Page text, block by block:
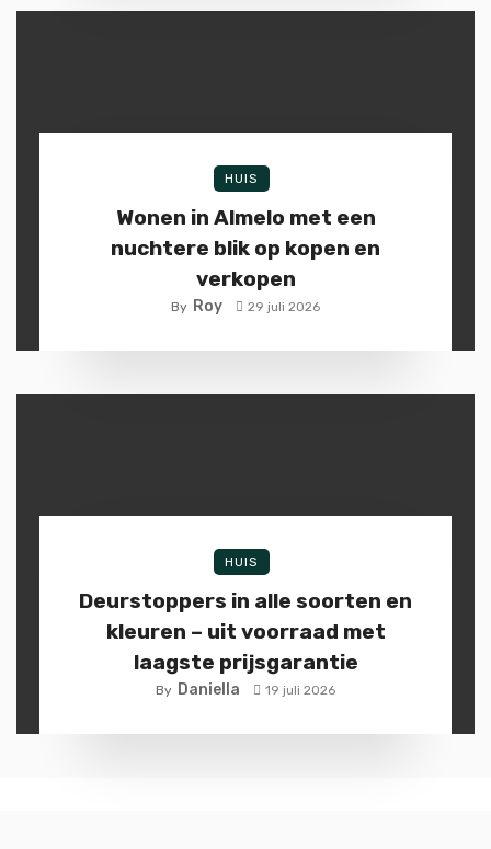
HUIS
Wonen in Almelo met een
nuchtere blik op kopen en
verkopen
By Roy 29 juli 2026
HUIS
Deurstoppers in alle soorten en
kleuren – uit voorraad met
laagste prijsgarantie
By Daniella 19 juli 2026